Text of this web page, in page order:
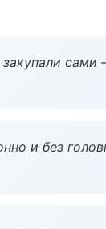
и без